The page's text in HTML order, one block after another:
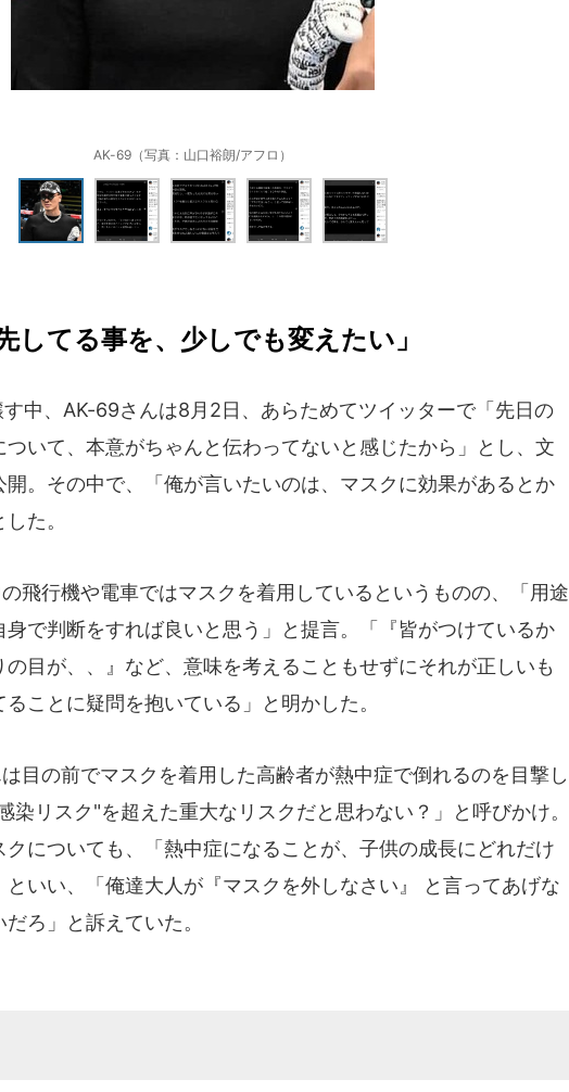
AK-69（写真：山口裕朗/アフロ）
してる事を、少しでも変えたい」
中、AK-69さんは8月2日、あらためてツイッターで「先日の
いて、本意がちゃんと伝わってないと感じたから」とし、文
。その中で、「俺が言いたいのは、マスクに効果があるとか
た。
飛行機や電車ではマスクを着用しているというものの、「用途
で判断をすれば良いと思う」と提言。「『皆がつけているか
の目が、、』など、意味を考えることもせずにそれが正しいも
ことに疑問を抱いている」と明かした。
目の前でマスクを着用した高齢者が熱中症で倒れるのを目撃し
染リスク"を超えた重大なリスクだと思わない？」と呼びかけ。
クについても、「熱中症になることが、子供の成長にどれだけ
いい、「俺達大人が『マスクを外しなさい』 と言ってあげな
ろ」と訴えていた。